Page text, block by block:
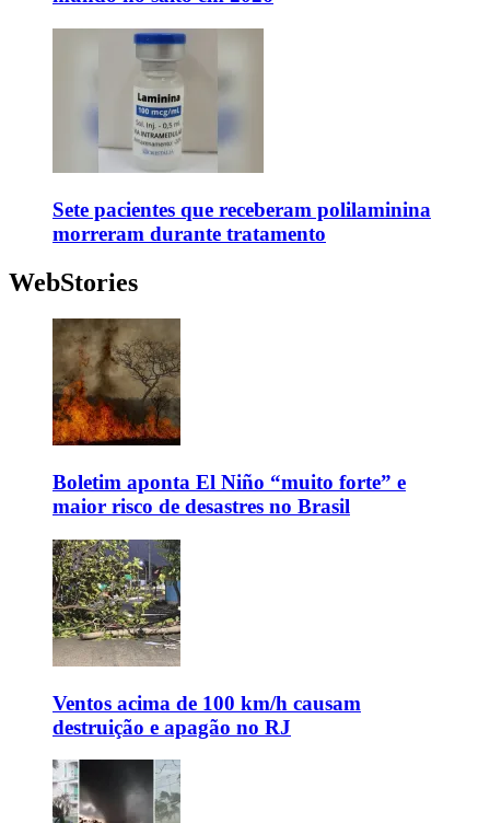
Sete pacientes que receberam polilaminina
morreram durante tratamento
WebStories
Boletim aponta El Niño “muito forte” e
maior risco de desastres no Brasil
Ventos acima de 100 km/h causam
destruição e apagão no RJ